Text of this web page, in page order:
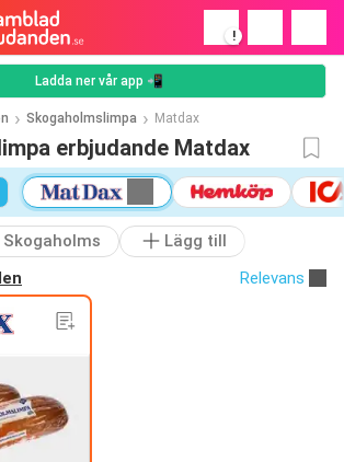
!
Ladda ner vår app 📲
Skogaholmslimpa Matdax
erbjudande Matdax
Skogaholms
Lägg till
Relevans